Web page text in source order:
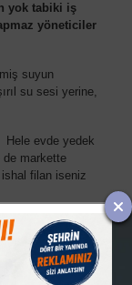
yok tabiki iş
yöneticiler
suyun
su sesi yerine,
Hele evde yedek
markette
filan iseniz
lazım değil,
çay
yıkayacaksın
Başkan?